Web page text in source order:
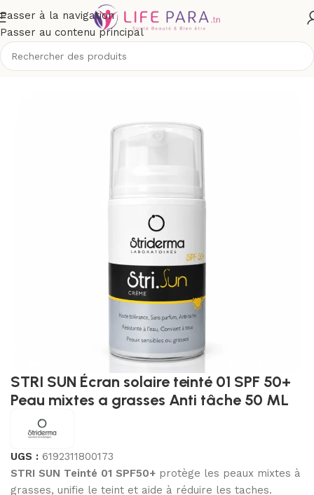
Passer à la navigation
Passer au contenu principal
Solaires/Crèmes solaires/Protection supérieure à spf 50+
STRI SUN Écran solaire teinté 01 SPF 50+
Peau mixtes a grasses Anti tâche 50 ML
UGS : 6192311800173
STRI SUN Teinté 01 SPF50+ protège les peaux mixtes à
grasses, unifie le teint et aide à réduire les taches.